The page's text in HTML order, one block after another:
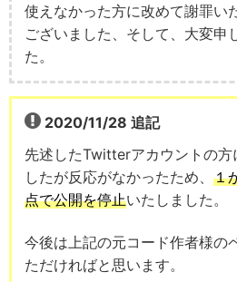
使えなかった方に改めて謝罪い
ございました、そして、大変申
た。
2020/11/28 追記
先述したTwitterアカウントの方
したが反応がなかったため、 １
点で公開を停止いたしました。
今後は上記の元コード作者様の
ただければと思います。